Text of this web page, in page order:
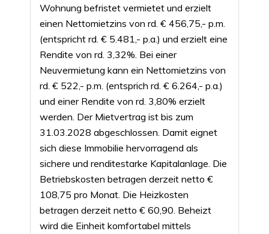
Wohnung befristet vermietet und erzielt
einen Nettomietzins von rd. € 456,75,- p.m.
(entspricht rd. € 5.481,- p.a.) und erzielt eine
Rendite von rd. 3,32%. Bei einer
Neuvermietung kann ein Nettomietzins von
rd. € 522,- p.m. (entsprich rd. € 6.264,- p.a.)
und einer Rendite von rd. 3,80% erzielt
werden. Der Mietvertrag ist bis zum
31.03.2028 abgeschlossen. Damit eignet
sich diese Immobilie hervorragend als
sichere und renditestarke Kapitalanlage. Die
Betriebskosten betragen derzeit netto €
108,75 pro Monat. Die Heizkosten
betragen derzeit netto € 60,90. Beheizt
wird die Einheit komfortabel mittels